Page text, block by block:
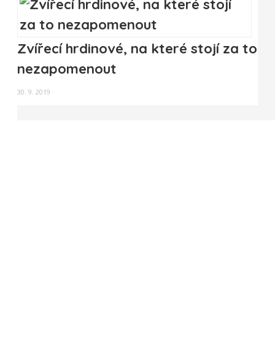
Zvířecí hrdinové, na které stojí za to
nezapomenout
30. 9. 2019